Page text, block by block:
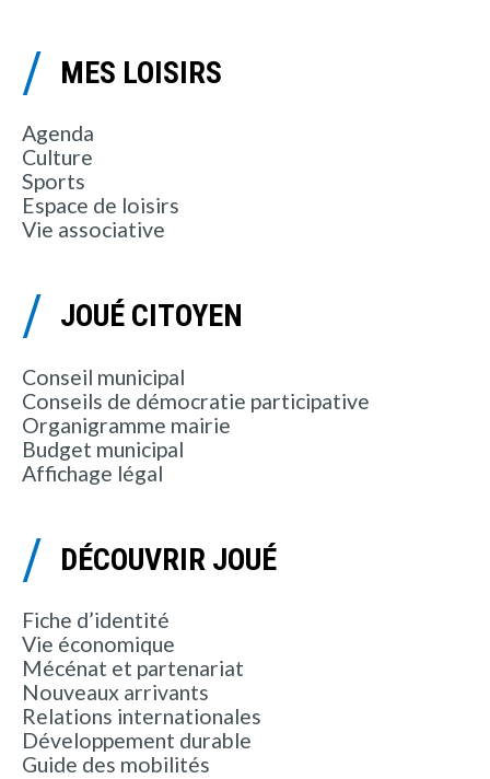
MES LOISIRS
Agenda
Culture
Sports
Espace de loisirs
Vie associative
JOUÉ CITOYEN
Conseil municipal
Conseils de démocratie participative
Organigramme mairie
Budget municipal
Affichage légal
DÉCOUVRIR JOUÉ
Fiche d’identité
Vie économique
Mécénat et partenariat
Nouveaux arrivants
Relations internationales
Développement durable
Guide des mobilités